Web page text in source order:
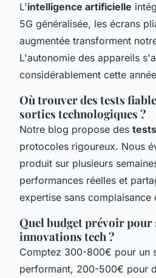
L'intelligence artificielle
5G généralisée, les écrans
augmentée transforment
L'autonomie des appareils
considérablement cette
Où trouver des tests
sorties technologiques ?
Notre blog propose des
protocoles rigoureux. Nous
produit sur plusieurs
performances réelles et
expertise sans complaisance
Quel budget prévoir pour
innovations tech ?
Comptez 300-800€ pour un
performant, 200-500€ pour